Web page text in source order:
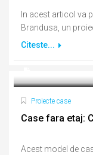
In acest articol va
Brandusa, un
Citeste...
Proiecte case
Case fara etaj:
Acest model de